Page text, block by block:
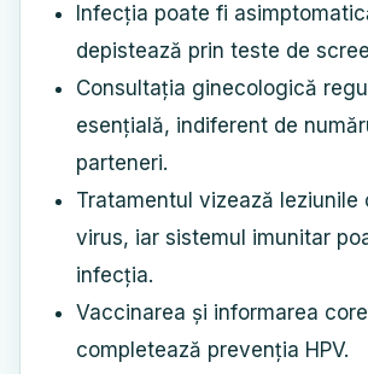
Infecția poate fi
depistează prin teste de
Consultația ginecologică
esențială, indiferent de
parteneri.
Tratamentul vizează leziunile
virus, iar sistemul imunitar
infecția.
Vaccinarea și informarea
completează prevenția HPV.